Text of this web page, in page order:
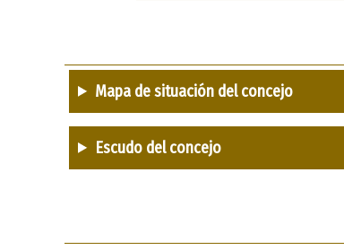
Mapa de situación del concejo
Escudo del concejo